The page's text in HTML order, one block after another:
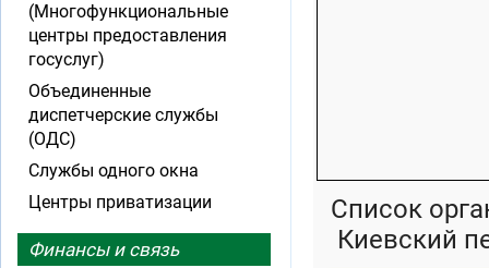
Список
Киевский
(Многофункциональные
центры предоставления
госуслуг)
Объединенные
диспетчерские службы
(ОДС)
Службы одного окна
Центры приватизации
Финансы и связь